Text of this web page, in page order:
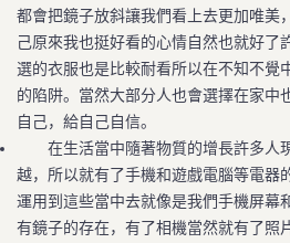
都會把鏡子放斜讓我們看上去更加唯美
己原來我也挺好看的心情自然也就好了
選的衣服也是比較耐看所以在不知不覺
的陷阱。當然大部分人也會選擇在家中
自己，給自己自信。
在生活當中隨著物質的增長許多人
越，所以就有了手機和遊戲電腦等電器
運用到這些當中去就像是我們手機屏幕
有鏡子的存在，有了相機當然就有了照